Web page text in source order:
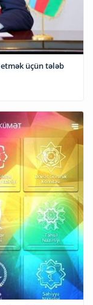
üçün tələb